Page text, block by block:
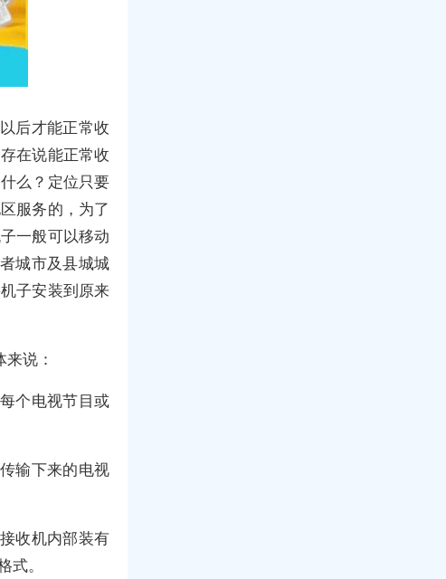
后才能正常收
在说能正常收
么？定位只要
服务的，为了
一般可以移动
城市及县城城
子安装到原来
说：
个电视节目或
输下来的电视
收机内部装有
。